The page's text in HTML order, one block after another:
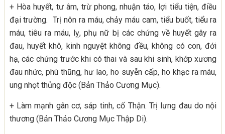
+ Hòa huyết, tư âm, trừ phong, nhuận táo, lợi tiểu tiện, điều
đại trường. Trị nôn ra máu, chảy máu cam, tiểu buốt, tiểu ra
máu, tiêu ra máu, lỵ, phụ nữ bị các chứng về huyết gây ra
đau, huyết khô, kinh nguyệt không đều, không có con, đới
hạ, các chứng trước khi có thai và sau khi sinh, khớp xương
đau nhức, phù thũng, hư lao, ho suyễn cấp, ho khạc ra máu,
ung nhọt thủng độc (Bản Thảo Cương Mục).
+ Làm mạnh gân cơ, sáp tinh, cố Thận. Trị lưng đau do nội
thương (Bản Thảo Cương Mục Thập Di).